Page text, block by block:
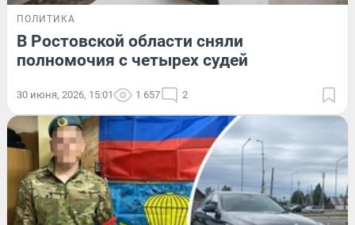
ПОЛИТИКА
В Ростовской области сняли
полномочия с четырех судей
30 июня, 2026, 15:01 1 657 2